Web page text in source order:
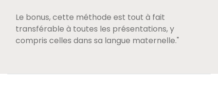
Le bonus, cette méthode est tout à fait
transférable à toutes les présentations, y
compris celles dans sa langue maternelle."